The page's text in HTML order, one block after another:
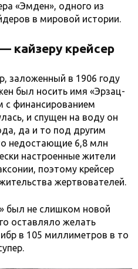
«Эмден», одного из
в мировой истории.
кайзеру крейсер
заложенный в 1906 году
был носить имя «Эрзац-
с финансированием
и спущен на воду он
да и то под другим
недостающие 6,8 млн
настроенные жители
поэтому крейсер
жертвователей.
был не слишком новой
оставляло желать
в 105 миллиметров в то